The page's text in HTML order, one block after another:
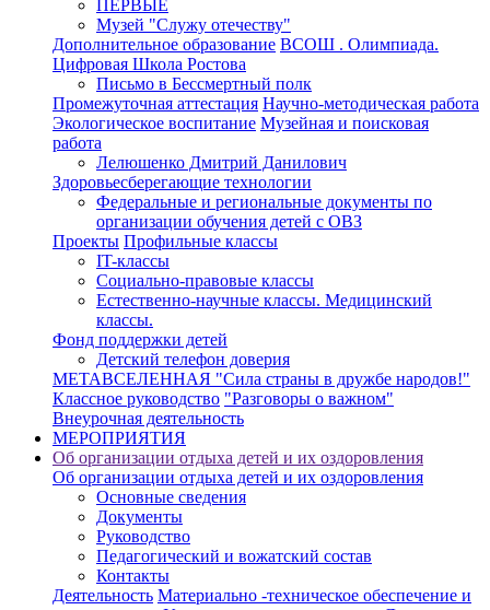
ПЕРВЫЕ
Музей "Служу отечеству"
Дополнительное образование ВСОШ . Олимпиада.
Цифровая Школа Ростова
Письмо в Бессмертный полк
Промежуточная аттестация Научно-методическая работа
Экологическое воспитание Музейная и поисковая
работа
Лелюшенко Дмитрий Данилович
Здоровьесберегающие технологии
Федеральные и региональные документы по
организации обучения детей с ОВЗ
Проекты Профильные классы
IT-классы
Социально-правовые классы
Естественно-научные классы. Медицинский
классы.
Фонд поддержки детей
Детский телефон доверия
МЕТАВСЕЛЕННАЯ "Сила страны в дружбе народов!"
Классное руководство "Разговоры о важном"
Внеурочная деятельность
МЕРОПРИЯТИЯ
Об организации отдыха детей и их оздоровления
Об организации отдыха детей и их оздоровления
Основные сведения
Документы
Руководство
Педагогический и вожатский состав
Контакты
Деятельность Материально -техническое обеспечение и